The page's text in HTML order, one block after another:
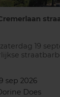
19
sep 2026
Does